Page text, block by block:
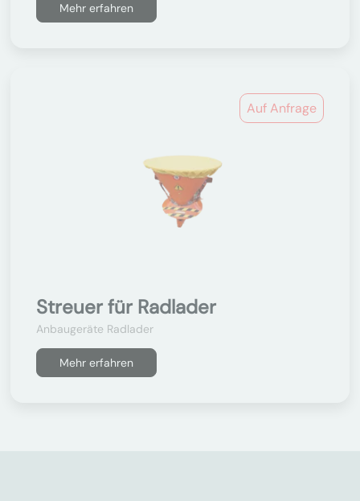
Mehr erfahren
Auf Anfrage
Streuer für Radlader
Anbaugeräte Radlader
Mehr erfahren